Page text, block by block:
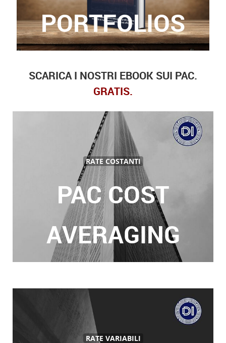
PORTFOLIOS
SCARICA I NOSTRI EBOOK SUI PAC.
GRATIS.
RATE COSTANTI
PAC COST
AVERAGING
RATE VARIABILI